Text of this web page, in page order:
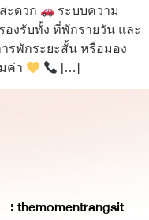
ะดวก
ระบบความ
งรับทั้ง ที่พักรายวัน และ
รพักระยะสั้น หรือมอง
ค่า
[…]
: themomentrangsit